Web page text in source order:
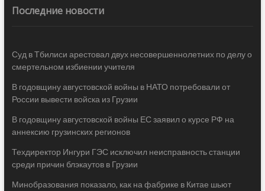
Последние новости
Суд в Тбилиси арестовал двух несовершеннолетних по делу о
смертельном избиении учителя
В годовщину августовской войны в НАТО потребовали от
России вывести войска из Грузии
В годовщину августовской войны ЕС заявил о курсе РФ на
аннексию грузинских регионов
Техдиректор Ингури ГЭС исключил неисправность станции
среди причин блэкаутов в Грузии
Минобразования показало, как на фабрике в Китае шьют